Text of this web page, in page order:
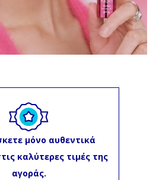
μόνο αυθεντικά
καλύτερες τιμές της
αγοράς.